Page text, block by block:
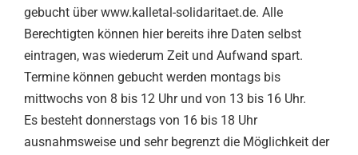
gebucht über www.kalletal-solidaritaet.de. Alle
Berechtigten können hier bereits ihre Daten selbst
eintragen, was wiederum Zeit und Aufwand spart.
Termine können gebucht werden montags bis
mittwochs von 8 bis 12 Uhr und von 13 bis 16 Uhr.
Es besteht donnerstags von 16 bis 18 Uhr
ausnahmsweise und sehr begrenzt die Möglichkeit der